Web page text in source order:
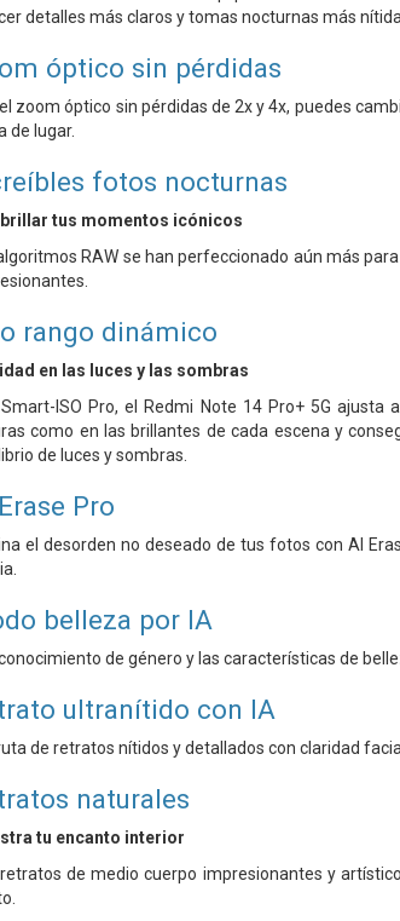
detalles más claros y tomas nocturnas más
óptico sin pérdidas
zoom óptico sin pérdidas de 2x y 4x, puedes
de lugar.
fotos nocturnas
brillar tus momentos icónicos
algoritmos RAW se han perfeccionado aún más
rango dinámico
en las luces y las sombras
ISO Pro, el Redmi Note 14 Pro+ 5G
como en las brillantes de cada escena y
de luces y sombras.
Pro
el desorden no deseado de tus fotos con AI
belleza por IA
de género y las características de
ultranítido con IA
de retratos nítidos y detallados con claridad
naturales
tu encanto interior
de medio cuerpo impresionantes y